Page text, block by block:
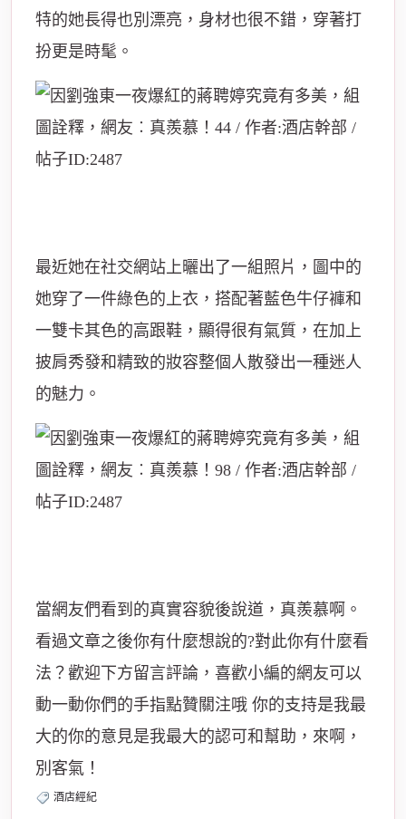
特的她長得也別漂亮，身材也很不錯，穿著打
扮更是時髦。
最近她在社交網站上曬出了一組照片，圖中的
她穿了一件綠色的上衣，搭配著藍色牛仔褲和
一雙卡其色的高跟鞋，顯得很有氣質，在加上
披肩秀發和精致的妝容整個人散發出一種迷人
的魅力。
當網友們看到的真實容貌後說道，真羨慕啊。
看過文章之後你有什麼想說的?對此你有什麼看
法？歡迎下方留言評論，喜歡小編的網友可以
動一動你們的手指點贊關注哦 你的支持是我最
大的你的意見是我最大的認可和幫助，來啊，
別客氣！
酒店經紀